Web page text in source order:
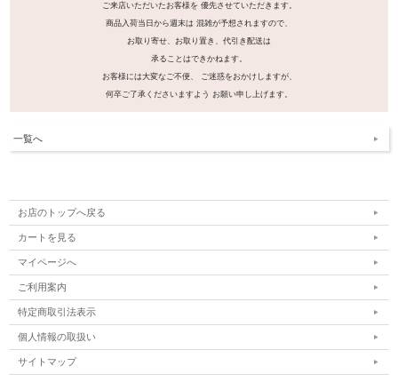
ご来店いただいたお客様を 優先させていただきます。
商品入荷当日から週末は 混雑が予想されますので、
お取り寄せ、お取り置き、代引き配送は
承ることはできかねます。
お客様には大変なご不便、 ご迷惑をおかけしますが、
何卒ご了承くださいますよう お願い申し上げます。
一覧へ
お店のトップへ戻る
カートを見る
マイページへ
ご利用案内
特定商取引法表示
個人情報の取扱い
サイトマップ